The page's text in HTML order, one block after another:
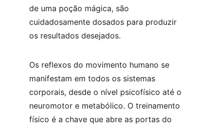
de uma poção mágica, são
cuidadosamente dosados para produzir
os resultados desejados.
Os reflexos do movimento humano se
manifestam em todos os sistemas
corporais, desde o nível psicofísico até o
neuromotor e metabólico. O treinamento
físico é a chave que abre as portas do